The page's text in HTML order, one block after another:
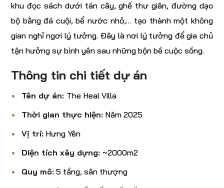
khu đọc sách dưới tán cây, ghế thư giãn, đường dạo
bộ bằng đá cuội, bể nước nhỏ,… tạo thành một không
gian nghỉ ngơi lý tưởng. Đây là nơi lý tưởng để gia chủ
tận hưởng sự bình yên sau những bộn bề cuộc sống.
Thông tin chi tiết dự án
Tên dự án: The Heal Villa
Thời gian thực hiện: Năm 2025
Vị trí: Hưng Yên
Diện tích xây dựng:~2000m2
Quy mô: 5 tầng, sân thượng